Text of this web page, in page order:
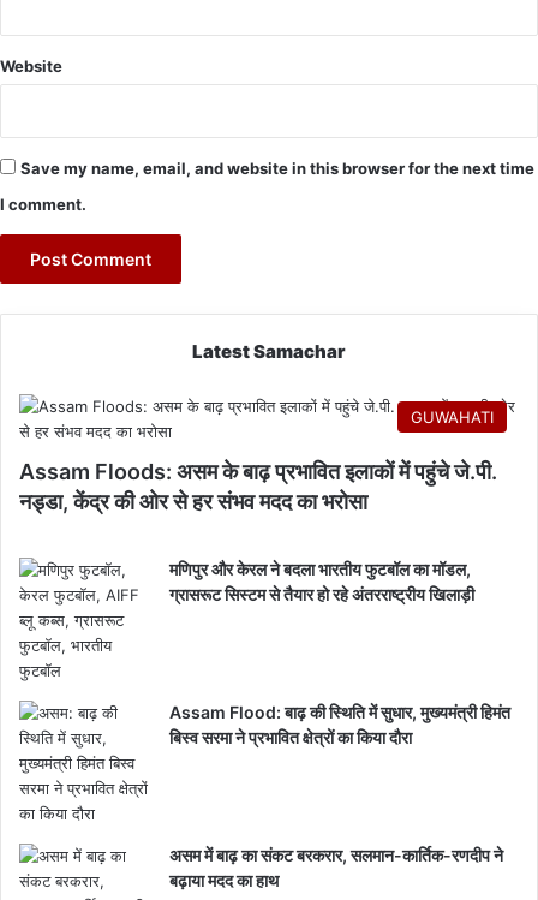
Website
Save my name, email, and website in this browser for the next time
I comment.
Latest Samachar
GUWAHATI
Assam Floods: असम के बाढ़ प्रभावित इलाकों में पहुंचे जे.पी.
नड्डा, केंद्र की ओर से हर संभव मदद का भरोसा
मणिपुर और केरल ने बदला भारतीय फुटबॉल का मॉडल,
ग्रासरूट सिस्टम से तैयार हो रहे अंतरराष्ट्रीय खिलाड़ी
Assam Flood: बाढ़ की स्थिति में सुधार, मुख्यमंत्री हिमंत
बिस्व सरमा ने प्रभावित क्षेत्रों का किया दौरा
असम में बाढ़ का संकट बरकरार, सलमान-कार्तिक-रणदीप ने
बढ़ाया मदद का हाथ